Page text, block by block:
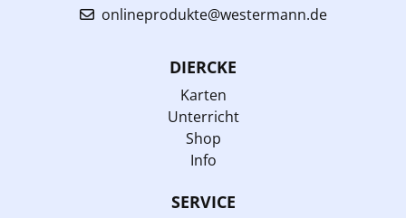
onlineprodukte@westermann.de
DIERCKE
Karten
Unterricht
Shop
Info
SERVICE